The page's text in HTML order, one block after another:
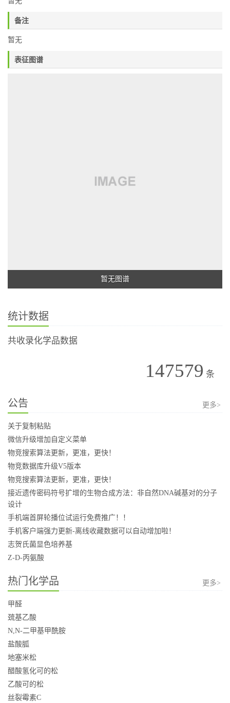
备注
暂无
表征图谱
暂无图谱
统计数据
共收录化学品数据
147579 条
公告 更多>
关于复制粘贴
微信升级增加自定义菜单
物竞搜索算法更新，更准，更快！
物竞数据库升级V5版本
物竞搜索算法更新，更准，更快！
接近遗传密码符号扩增的生物合成方法：非自然DNA碱基对的分子
设计
手机端首屏轮播位试运行免费推广！！
手机客户端强力更新-离线收藏数据可以自动增加啦！
志贺氏菌显色培养基
Z-D-丙氨酸
热门化学品 更多>
甲醛
巯基乙酸
N,N-二甲基甲酰胺
盐酸胍
地塞米松
醋酸氢化可的松
乙酸可的松
丝裂霉素C